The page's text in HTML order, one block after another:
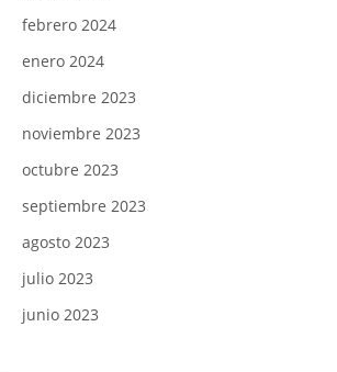
febrero 2024
enero 2024
diciembre 2023
noviembre 2023
octubre 2023
septiembre 2023
agosto 2023
julio 2023
junio 2023